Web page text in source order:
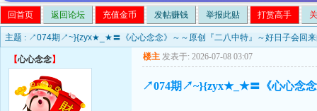
回首页 返回论坛 充值金币 发帖赚钱 举报此贴 打赏高手
主题 : ↗074期↗~}{zyx★_★〓《心心念念》～～原创『二八中特』～好日子会回
【心心念念】 楼主 发表于: 2026-07-08 03:07
↗074期↗~}{zyx★_★〓《心心念